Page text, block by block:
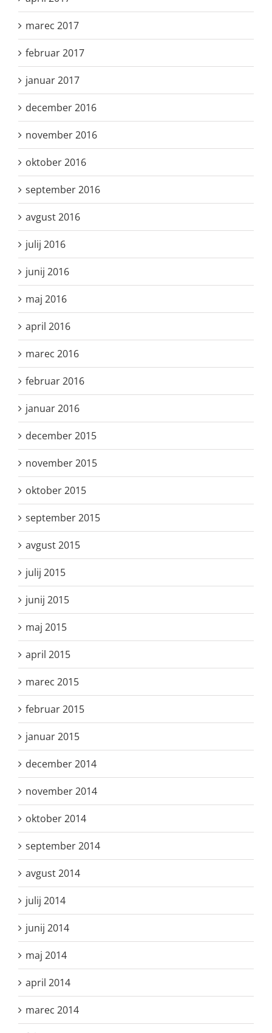
marec 2017
februar 2017
januar 2017
december 2016
november 2016
oktober 2016
september 2016
avgust 2016
julij 2016
junij 2016
maj 2016
april 2016
marec 2016
februar 2016
januar 2016
december 2015
november 2015
oktober 2015
september 2015
avgust 2015
julij 2015
junij 2015
maj 2015
april 2015
marec 2015
februar 2015
januar 2015
december 2014
november 2014
oktober 2014
september 2014
avgust 2014
julij 2014
junij 2014
maj 2014
april 2014
marec 2014